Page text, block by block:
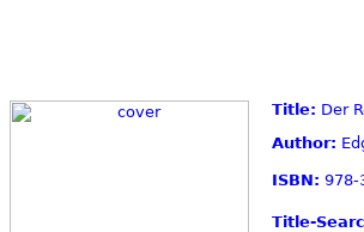
Title: Der
Author:
ISBN: 978-
Title-